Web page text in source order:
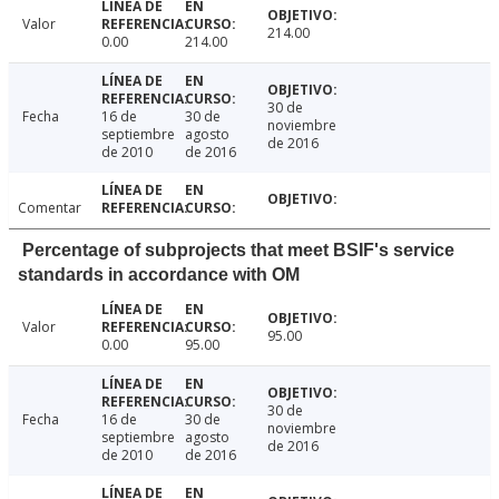
Valor
0.00
214.00 214.00
Fecha
16 de
septiembre
de 2010
30 de
agosto
de 2016
30 de
noviembre
de 2016
Comentar
Percentage of subprojects that meet BSIF's service
standards in accordance with OM
Valor
0.00
95.00 95.00
Fecha
16 de
septiembre
de 2010
30 de
agosto
de 2016
30 de
noviembre
de 2016